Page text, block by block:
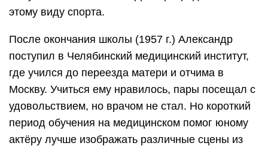
этому виду спорта.
После окончания школы (1957 г.) Александр
поступил в Челябинский медицинский институт,
где учился до переезда матери и отчима в
Москву. Учиться ему нравилось, пары посещал с
удовольствием, но врачом не стал. Но короткий
период обучения на медицинском помог юному
актёру лучше изображать различные сцены из